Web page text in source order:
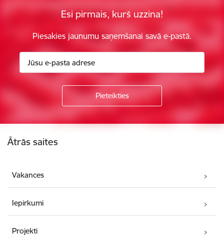
Esi pirmais, kurš uzzina!
Piesakies jaunumu saņemšanai savā e-pastā.
Ātrās saites
Vakances
Iepirkumi
Projekti